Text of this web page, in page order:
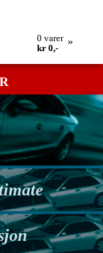
0 varer
kr 0,-
»